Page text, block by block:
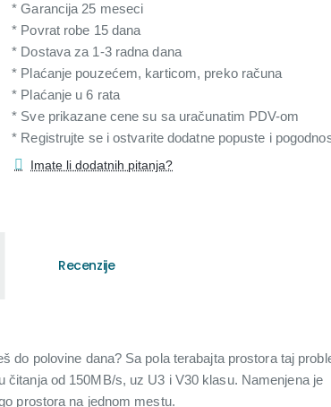
* Garancija 25 meseci
* Povrat robe 15 dana
* Dostava za 1-3 radna dana
* Plaćanje pouzećem, karticom, preko računa
* Plaćanje u 6 rata
* Sve prikazane cene su sa uračunatim PDV-om
* Registrujte se i ostvarite dodatne popuste i
Imate li dodatnih pitanja?
Recenzije
do polovine dana? Sa pola terabajta prostora taj
od 150MB/s, uz U3 i V30 klasu. Namenjena je
prostora na jednom mestu.